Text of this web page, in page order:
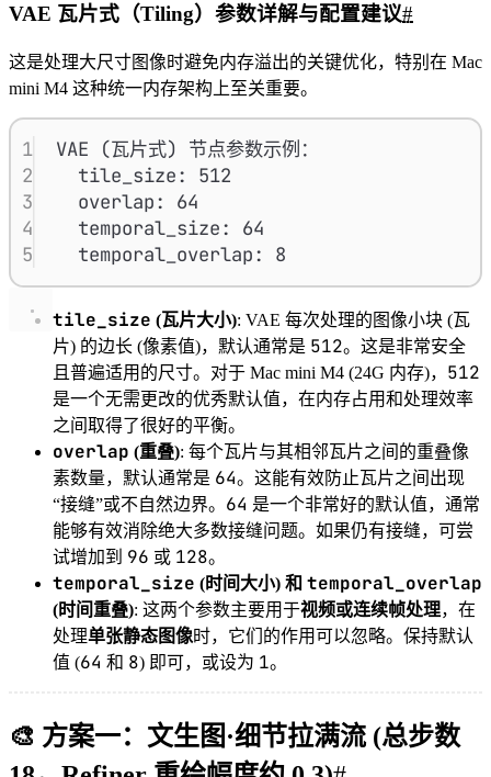
VAE 瓦片式（Tiling）参数详解与配置建议#
这是处理大尺寸图像时避免内存溢出的关键优化，特别在 Mac
mini M4 这种统一内存架构上至关重要。
1
VAE (瓦片式) 节点参数示例：
2
tile_size: 512
3
overlap: 64
4
temporal_size: 64
5
temporal_overlap: 8
tile_size (瓦片大小): VAE 每次处理的图像小块 (瓦
片) 的边长 (像素值)，默认通常是 512。这是非常安全
且普遍适用的尺寸。对于 Mac mini M4 (24G 内存)， 512
是一个无需更改的优秀默认值，在内存占用和处理效率
之间取得了很好的平衡。
overlap (重叠): 每个瓦片与其相邻瓦片之间的重叠像
素数量，默认通常是 64。这能有效防止瓦片之间出现
“接缝”或不自然边界。 64 是一个非常好的默认值，通常
能够有效消除绝大多数接缝问题。如果仍有接缝，可尝
试增加到 96 或 128。
temporal_size (时间大小) 和 temporal_overlap
(时间重叠): 这两个参数主要用于视频或连续帧处理，在
处理单张静态图像时，它们的作用可以忽略。保持默认
值 (64 和 8) 即可，或设为 1。
🎨 方案一：文生图·细节拉满流 (总步数